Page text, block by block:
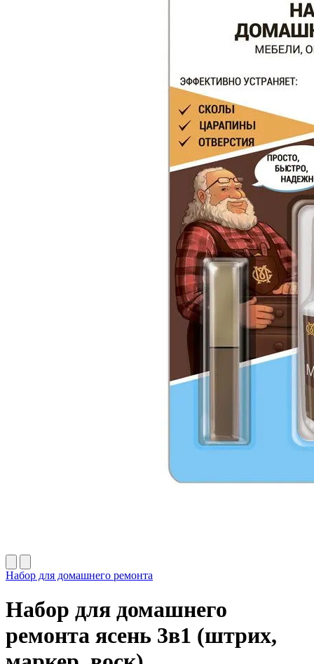
Набор для домашнего ремонта
Набор для домашнего
ремонта ясень 3в1 (штрих,